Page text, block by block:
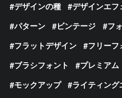
デザインの種
デザインエフ
パターン
ビンテージ
フ
フラットデザイン
フリーフ
ブラシフォント
プレミアム
モックアップ
ライティング